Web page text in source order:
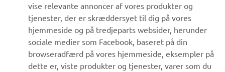
MERE YAMAHA
SUPPORT
vise relevante annoncer af vores produkter og
tjenester, der er skræddersyet til dig på vores
hjemmeside og på tredjeparts websider, herunder
sociale medier som Facebook, baseret på din
browseradfærd på vores hjemmeside, eksempler på
dette er, viste produkter og tjenester, varer som du